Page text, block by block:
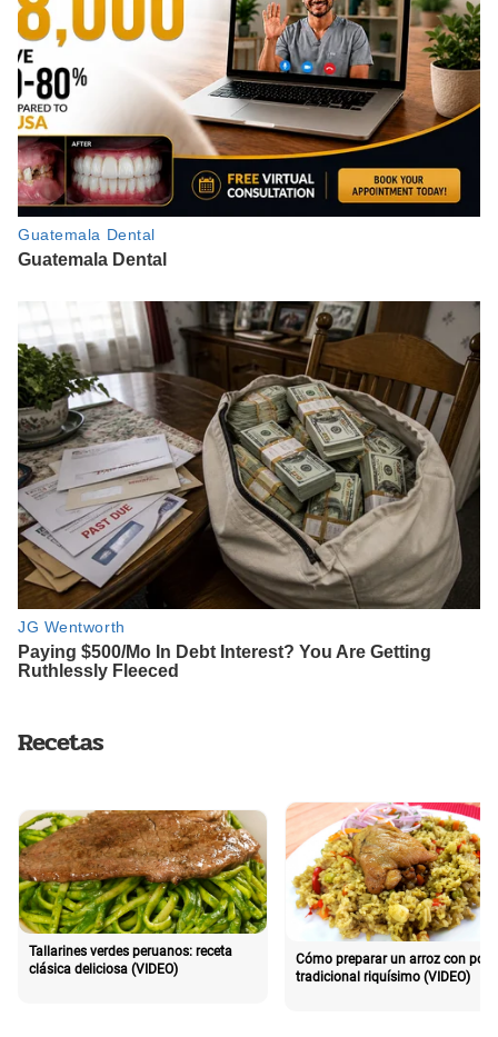
Recetas
Tallarines verdes peruanos: receta
clásica deliciosa (VIDEO)
Cómo preparar un arroz con pollo
tradicional riquísimo (VIDEO)